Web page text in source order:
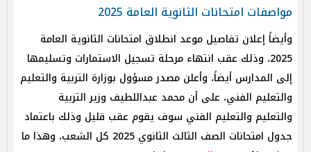
مواصفات امتحانات الثانوية العامة 2025
وأيضاً إعلان تفاصيل موعد انطلاق امتحانات الثانوية العامة
2025، وذلك عقب انتهاء مرحلة تسجيل الاستمارات وتسليمها
إلى المدارس أيضاً، وأعلن مصدر مسؤول بوزارة التربية والتعليم
والتعليم الفني، على أن محمد عبداللطيف وزير التربية
والتعليم والتعليم الفني سوف يقوم عقب قليل وذلك باعتماد
جدول امتحانات الصف الثالث الثانوي 2025 كل الشعب، وهذا ما